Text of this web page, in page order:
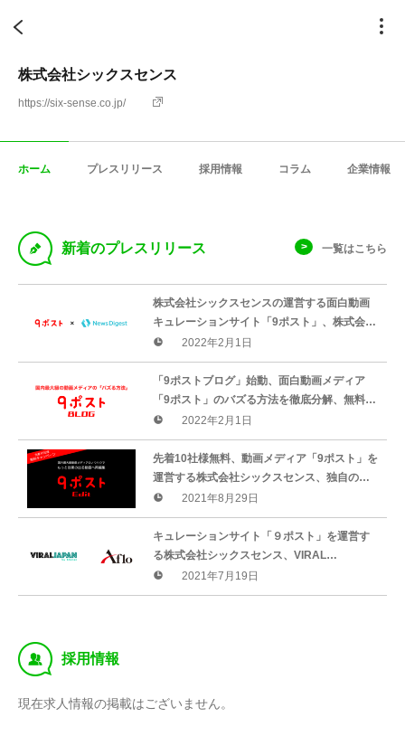
株式会社シックスセンス
https://six-sense.co.jp/
ホーム プレスリリース 採用情報 コラム 企業情報
D 新着のプレスリリース 一覧はこちら
株式会社シックスセンスの運営する面白動画
キュレーションサイト「9ポスト」、株式会社
JX通信社提供のNewsDigestで配信開始
2022年2月1日
「9ポストブログ」始動、面白動画メディア
「9ポスト」のバズる方法を徹底分解、無料提
供
2022年2月1日
先着10社様無料、動画メディア「9ポスト」を
運営する株式会社シックスセンス、独自のバ
ズる編集ノウハウを提供する動画編集サービ
ス「9ポスト Edit」をリリース。
2021年8月29日
キュレーションサイト「９ポスト」を運営す
る株式会社シックスセンス、VIRAL
JAPAN（バイラルジャパン）で、ストックフ
ォトサービスの株式会社アフロと動画提供
2021年7月19日
‰ 採用情報
現在求人情報の掲載はございません。